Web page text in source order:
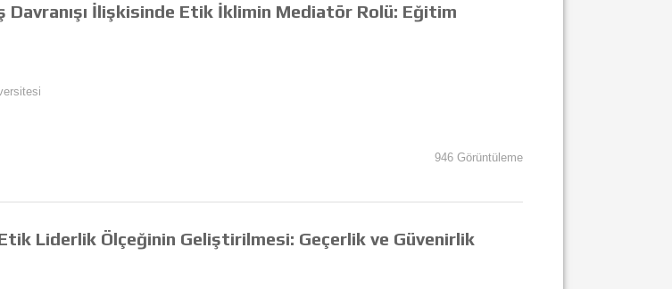
Davranışı İlişkisinde Etik İklimin Mediatör Rolü: Eğitim
946 Görüntüleme
Liderlik Ölçeğinin Geliştirilmesi: Geçerlik ve Güvenirlik